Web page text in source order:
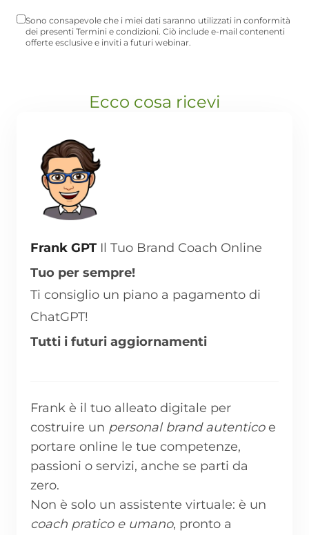
Sono consapevole che i miei dati saranno utilizzati in conformità
dei presenti Termini e condizioni. Ciò include e-mail contenenti
offerte esclusive e inviti a futuri webinar.
Ecco cosa ricevi
Frank GPT Il Tuo Brand Coach Online
Tuo per sempre!
Ti consiglio un piano a pagamento di
ChatGPT!
Tutti i futuri aggiornamenti
Frank è il tuo alleato digitale per
costruire un personal brand autenticoe
portare online le tue competenze,
passioni o servizi, anche se parti da
zero.
Non è solo un assistente virtuale: è un
coach pratico e umano, pronto a